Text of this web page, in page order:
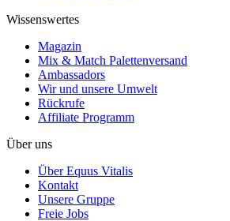
Wissenswertes
Magazin
Mix & Match Palettenversand
Ambassadors
Wir und unsere Umwelt
Rückrufe
Affiliate Programm
Über uns
Über Equus Vitalis
Kontakt
Unsere Gruppe
Freie Jobs